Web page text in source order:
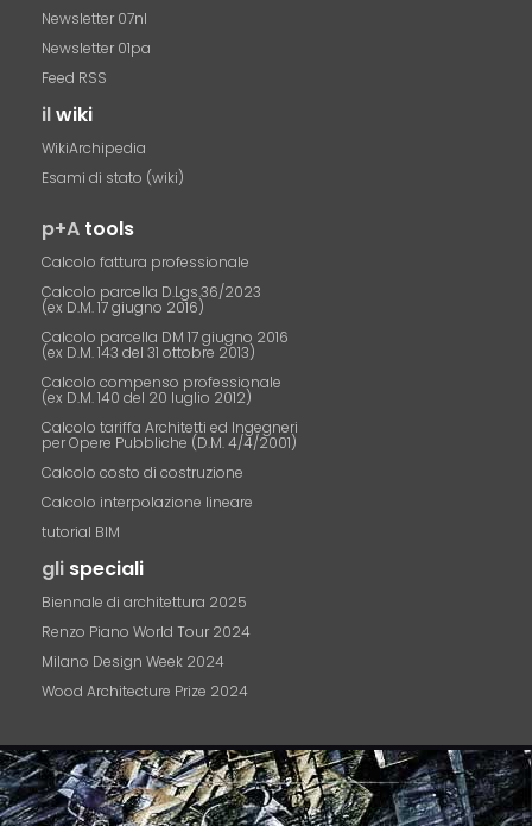
Newsletter 07nl
Newsletter 01pa
Feed RSS
ilwiki
WikiArchipedia
Esami di stato (wiki)
p+A tools
Calcolo fattura professionale
Calcolo parcella D.Lgs.36/2023
(ex D.M. 17 giugno 2016)
Calcolo parcella DM 17 giugno 2016
(ex D.M. 143 del 31 ottobre 2013)
Calcolo compenso professionale
(ex D.M. 140 del 20 luglio 2012)
Calcolo tariffa Architetti ed Ingegneri
per Opere Pubbliche (D.M. 4/4/2001)
Calcolo costo di costruzione
Calcolo interpolazione lineare
tutorial BIM
gli speciali
Biennale di architettura 2025
Renzo Piano World Tour 2024
Milano Design Week 2024
Wood Architecture Prize 2024